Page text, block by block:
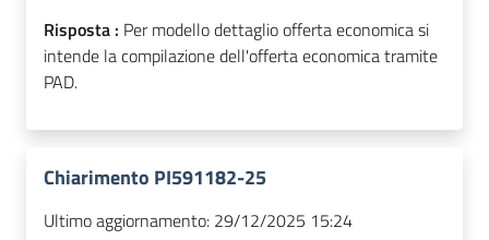
Risposta : Per modello dettaglio offerta economica si
intende la compilazione dell'offerta economica tramite
PAD.
Chiarimento PI591182-25
Ultimo aggiornamento: 29/12/2025 15:24